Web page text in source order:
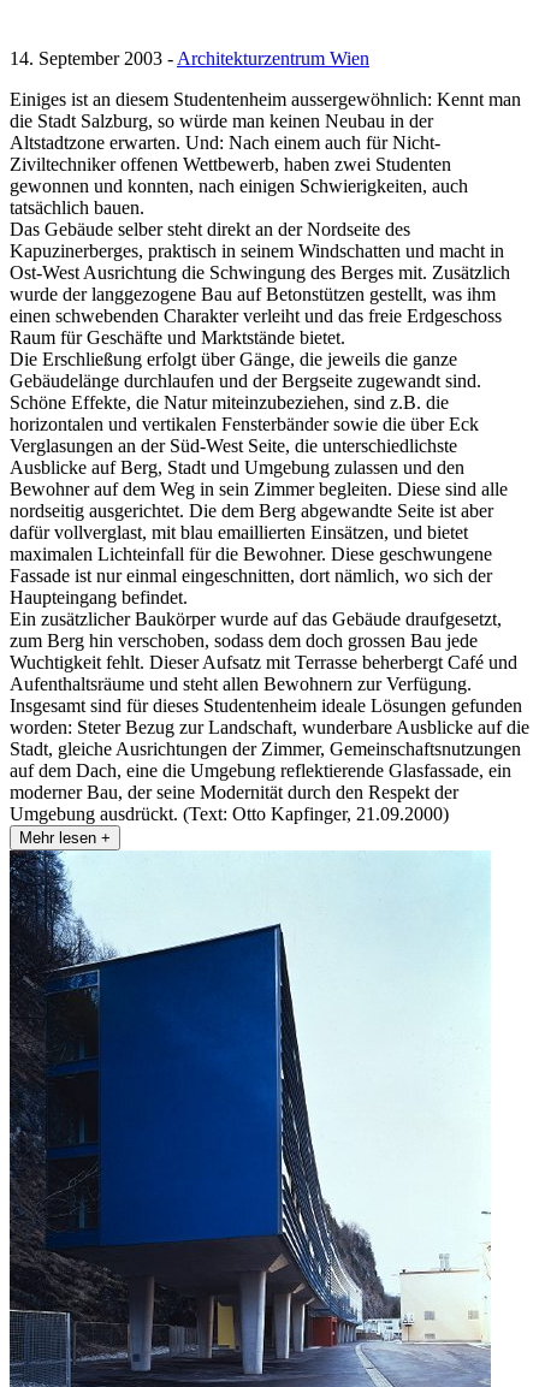
14. September 2003 -Architekturzentrum Wien
Einiges ist an diesem Studentenheim aussergewöhnlich: Kennt man
die Stadt Salzburg, so würde man keinen Neubau in der
Altstadtzone erwarten. Und: Nach einem auch für Nicht-
Ziviltechniker offenen Wettbewerb, haben zwei Studenten
gewonnen und konnten, nach einigen Schwierigkeiten, auch
tatsächlich bauen.
Das Gebäude selber steht direkt an der Nordseite des
Kapuzinerberges, praktisch in seinem Windschatten und macht in
Ost-West Ausrichtung die Schwingung des Berges mit. Zusätzlich
wurde der langgezogene Bau auf Betonstützen gestellt, was ihm
einen schwebenden Charakter verleiht und das freie Erdgeschoss
Raum für Geschäfte und Marktstände bietet.
Die Erschließung erfolgt über Gänge, die jeweils die ganze
Gebäudelänge durchlaufen und der Bergseite zugewandt sind.
Schöne Effekte, die Natur miteinzubeziehen, sind z.B. die
horizontalen und vertikalen Fensterbänder sowie die über Eck
Verglasungen an der Süd-West Seite, die unterschiedlichste
Ausblicke auf Berg, Stadt und Umgebung zulassen und den
Bewohner auf dem Weg in sein Zimmer begleiten. Diese sind alle
nordseitig ausgerichtet. Die dem Berg abgewandte Seite ist aber
dafür vollverglast, mit blau emaillierten Einsätzen, und bietet
maximalen Lichteinfall für die Bewohner. Diese geschwungene
Fassade ist nur einmal eingeschnitten, dort nämlich, wo sich der
Haupteingang befindet.
Ein zusätzlicher Baukörper wurde auf das Gebäude draufgesetzt,
zum Berg hin verschoben, sodass dem doch grossen Bau jede
Wuchtigkeit fehlt. Dieser Aufsatz mit Terrasse beherbergt Café und
Aufenthaltsräume und steht allen Bewohnern zur Verfügung.
Insgesamt sind für dieses Studentenheim ideale Lösungen gefunden
worden: Steter Bezug zur Landschaft, wunderbare Ausblicke auf die
Stadt, gleiche Ausrichtungen der Zimmer, Gemeinschaftsnutzungen
auf dem Dach, eine die Umgebung reflektierende Glasfassade, ein
moderner Bau, der seine Modernität durch den Respekt der
Umgebung ausdrückt. (Text: Otto Kapfinger, 21.09.2000)
Mehr lesen +